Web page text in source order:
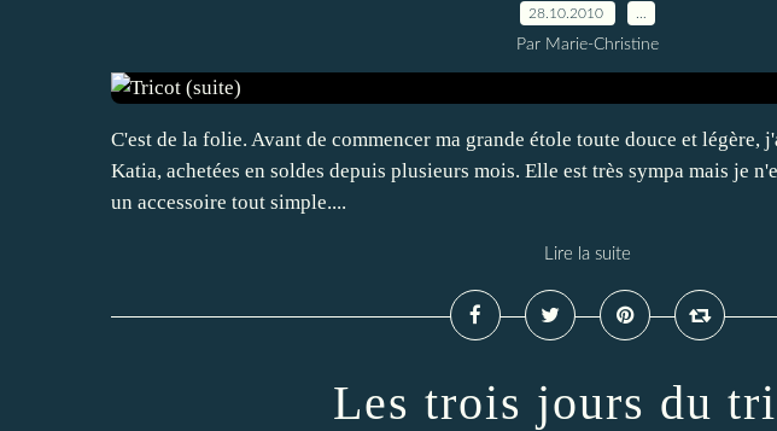
28.10.2010
Par Marie-Christine
C'est de la folie. Avant de commencer ma grande étole toute douce et légère,
Katia, achetées en soldes depuis plusieurs mois. Elle est très sympa mais je
un accessoire tout simple....
Lire la suite
Les trois jours du